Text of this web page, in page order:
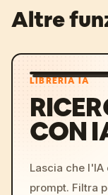
Altre
LIBRERIA IA
CON
Lascia che
prompt. Filtra